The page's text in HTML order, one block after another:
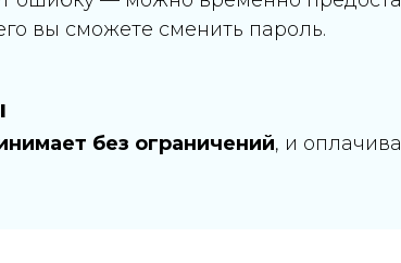
вы сможете сменить пароль.
без ограничений, и